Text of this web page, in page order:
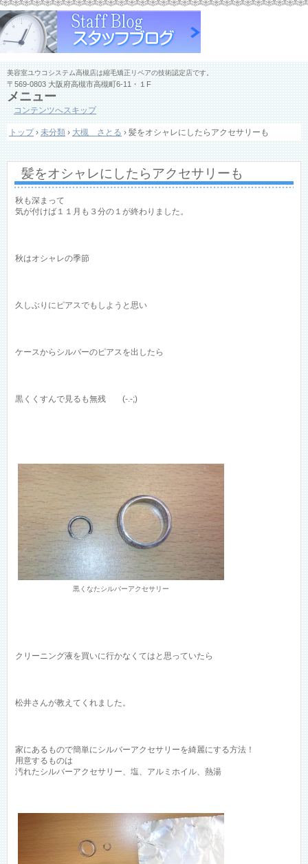
美容室ユウコシステム高槻店は縮毛矯正リペアの技術認定店です。
〒569-0803 大阪府高槻市高槻町6-11・１F
メニュー
コンテンツへスキップ
トップ › 未分類 › 大槻 さとる › 髪をオシャレにしたらアクセサリーも
髪をオシャレにしたらアクセサリーも
秋も深まって
気が付けば１１月も３分の１が終わりました。
秋はオシャレの季節
久しぶりにピアスでもしようと思い
ケースからシルバーのピアスを出したら
黒くくすんで見るも無残 (-.-;)
黒くなたシルバーアクセサリー
クリーニング液を買いに行かなくてはと思っていたら
松井さんが教えてくれました。
家にあるもので簡単にシルバーアクセサリーを綺麗にする方法！
用意するものは
汚れたシルバーアクセサリー、塩、アルミホイル、熱湯